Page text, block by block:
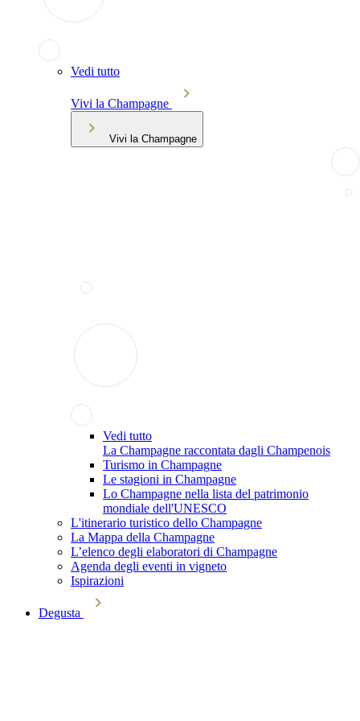
Vedi tutto
Vivi la Champagne
Vivi la Champagne
Vedi tutto
La Champagne raccontata dagli Champenois
Turismo in Champagne
Le stagioni in Champagne
Lo Champagne nella lista del patrimonio
mondiale dell'UNESCO
L'itinerario turistico dello Champagne
La Mappa della Champagne
L’elenco degli elaboratori di Champagne
Agenda degli eventi in vigneto
Ispirazioni
Degusta